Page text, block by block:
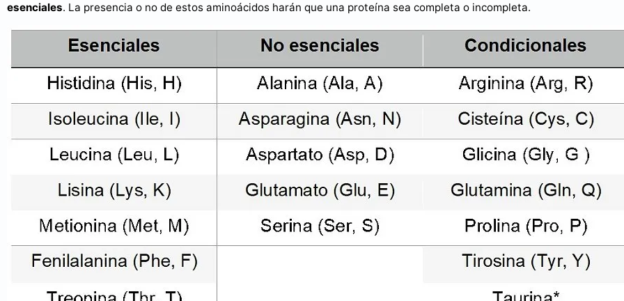
esenciales. La presencia o no de estos aminoácidos harán que una proteína sea completa o incompleta.